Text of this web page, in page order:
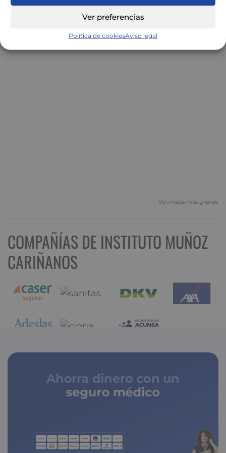
Ver preferencias
Política de cookiesAviso legal
Ver mapa más grande
COMPAÑÍAS DE INSTITUTO MUÑOZ
CARIÑANOS
Ahorra dinero con un
seguro médico